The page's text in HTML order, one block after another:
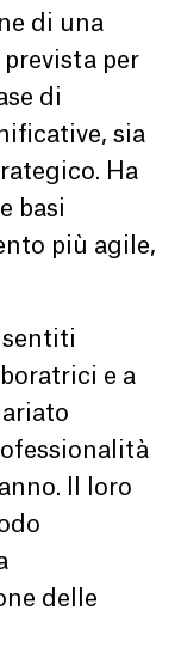
di una
per
di
sia
Ha
basi
più agile,
sentiti
e a
Il loro
delle